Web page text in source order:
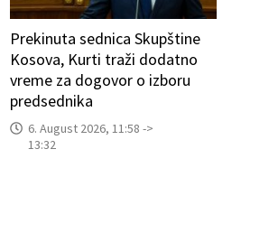
Prekinuta sednica Skupštine
Kosova, Kurti traži dodatno
vreme za dogovor o izboru
predsednika
6. August 2026, 11:58 ->
13:32